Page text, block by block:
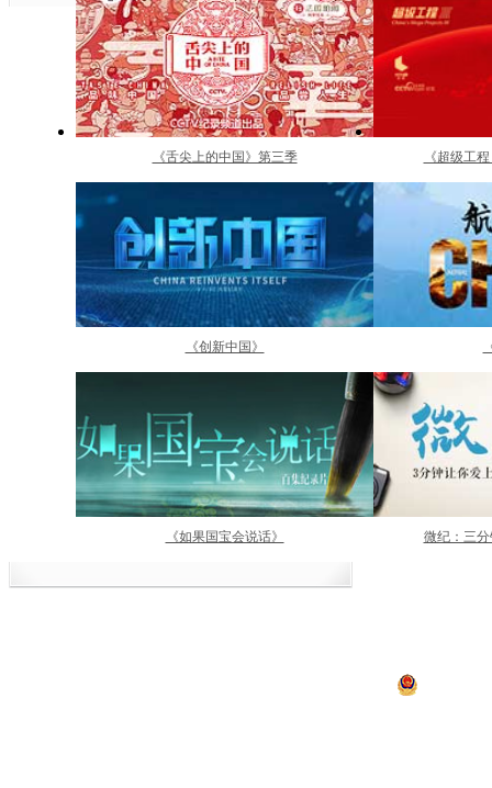
《舌尖上的中国》第三季
《创新中国》
《如果国宝会说话》
《超级工
微纪：三